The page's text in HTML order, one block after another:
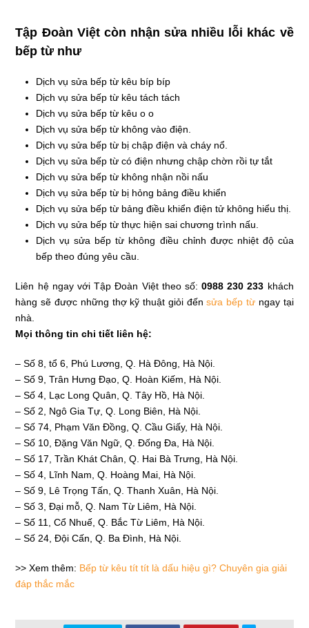
Tập Đoàn Việt còn nhận sửa nhiều lỗi khác về
bếp từ như
Dịch vụ sửa bếp từ kêu bíp bíp
Dịch vụ sửa bếp từ kêu tách tách
Dịch vụ sửa bếp từ kêu o o
Dịch vụ sửa bếp từ không vào điện.
Dịch vụ sửa bếp từ bị chập điện và cháy nổ.
Dịch vụ sửa bếp từ có điện nhưng chập chờn rồi tự tắt
Dịch vụ sửa bếp từ không nhận nồi nấu
Dịch vụ sửa bếp từ bị hỏng bảng điều khiển
Dịch vụ sửa bếp từ bảng điều khiển điện tử không hiểu thị.
Dịch vụ sửa bếp từ thực hiện sai chương trình nấu.
Dịch vụ sửa bếp từ không điều chỉnh được nhiệt độ của
bếp theo đúng yêu cầu.
Liên hệ ngay với Tập Đoàn Việt theo số:0988 230 233 khách
hàng sẽ được những thợ kỹ thuật giỏi đếnsửa bếp từ ngay tại
nhà.
Mọi thông tin chi tiết liên hệ:
– Số 8, tổ 6, Phú Lương, Q. Hà Đông, Hà Nội.
– Số 9, Trân Hưng Đạo, Q. Hoàn Kiếm, Hà Nội.
– Số 4, Lạc Long Quân, Q. Tây Hồ, Hà Nội.
– Số 2, Ngô Gia Tự, Q. Long Biên, Hà Nội.
– Số 74, Phạm Văn Đồng, Q. Cầu Giấy, Hà Nội.
– Số 10, Đặng Văn Ngữ, Q. Đống Đa, Hà Nội.
– Số 17, Trần Khát Chân, Q. Hai Bà Trưng, Hà Nội.
– Số 4, Lĩnh Nam, Q. Hoàng Mai, Hà Nội.
– Số 9, Lê Trọng Tấn, Q. Thanh Xuân, Hà Nội.
– Số 3, Đại mỗ, Q. Nam Từ Liêm, Hà Nội.
– Số 11, Cổ Nhuế, Q. Bắc Từ Liêm, Hà Nội.
– Số 24, Đội Cấn, Q. Ba Đình, Hà Nội.
>> Xem thêm: Bếp từ kêu tít tít là dấu hiệu gì? Chuyên gia giải
đáp thắc mắc